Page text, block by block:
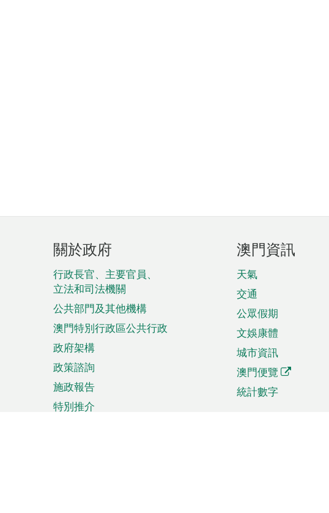
頁
腳
菜
單
關於政府
行政長官、主要官員、
立法和司法機關
公共部門及其他機構
澳門特別行政區公共行政
政府架構
政策諮詢
施政報告
特別推介
澳門資訊
天氣
交通
公眾假期
文娛康體
城市資訊
澳門便覽
統計數字